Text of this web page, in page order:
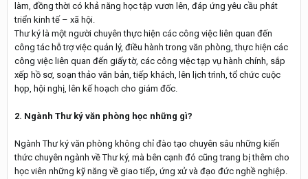
làm, đồng thời có khả năng học tập vươn lên, đáp ứng yêu cầu phát
triển kinh tế – xã hội.
Thư ký là một người chuyên thực hiện các công việc liên quan đến
công tác hỗ trợ việc quản lý, điều hành trong văn phòng, thực hiện các
công việc liên quan đến giấy tờ, các công việc tạp vụ hành chính, sắp
xếp hồ sơ, soạn thảo văn bản, tiếp khách, lên lịch trình, tổ chức cuộc
họp, hội nghị, lên kế hoạch cho giám đốc.
2. Ngành Thư ký văn phòng học những gì?
Ngành Thư ký văn phòng không chỉ đào tạo chuyên sâu những kiến
thức chuyên ngành về Thư ký, mà bên cạnh đó cũng trang bị thêm cho
học viên những kỹ năng về giao tiếp, ứng xử và đạo đức nghề nghiệp.